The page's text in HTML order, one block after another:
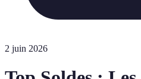
2 juin 2026